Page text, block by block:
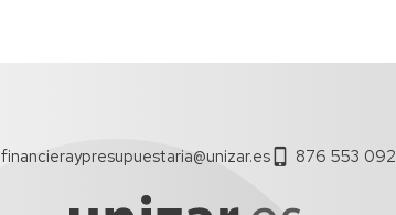
financieraypresupuestaria@unizar.es 876 553 092